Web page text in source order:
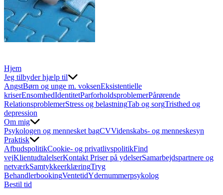
Hjem
Jeg tilbyder hjælp til
AngstBørn og unge m. voksenEksistentielle
kriserEnsomhedIdentitetParforholdsproblemerPårørende
RelationsproblemerStress og belastningTab og sorgTristhed og
depression
Om mig
Psykologen og mennesket bagCVVidenskabs- og menneskesyn
Praktisk
AfbudspolitikCookie- og privatlivspolitikFind
vejKlientudtalelserKontakt Priser på ydelserSamarbejdspartnere og
netværkSamtykkeerklæringTryg
BehandlerbookingVentetidYdernummerpsykolog
Bestil tid